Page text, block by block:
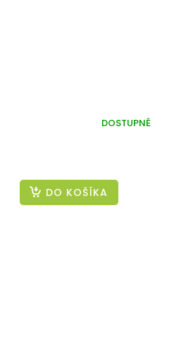
DOSTUPNÉ
DO KOŠÍKA